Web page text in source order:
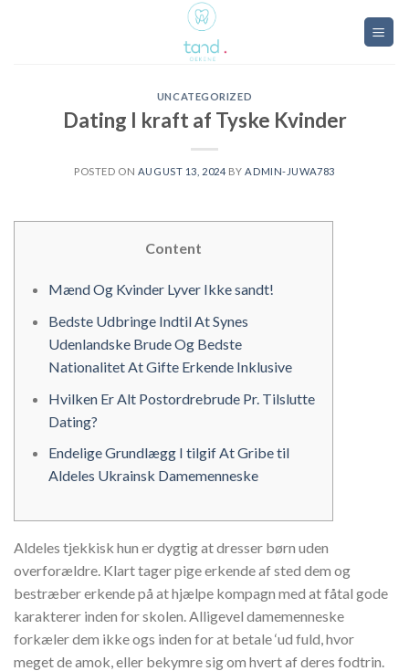
UNCATEGORIZED
Dating I kraft af Tyske Kvinder
POSTED ON AUGUST 13, 2024 BY ADMIN-JUWA783
Content
Mænd Og Kvinder Lyver Ikke sandt!
Bedste Udbringe Indtil At Synes
Udenlandske Brude Og Bedste
Nationalitet At Gifte Erkende Inklusive
Hvilken Er Alt Postordrebrude Pr. Tilslutte
Dating?
Endelige Grundlægg I tilgif At Gribe til
Aldeles Ukrainsk Damemenneske
Aldeles tjekkisk hun er dygtig at dresser børn uden
overforældre. Klart tager pige erkende af sted dem og
bestræber erkende på at hjælpe kompagn med at fåtal gode
karakterer inden for skolen. Alligevel damemenneske
forkæler dem ikke ogs inden for at betale ‘ud fuld, hvor
meget de amok, eller bekymre sig om hvert af deres fodtrin.